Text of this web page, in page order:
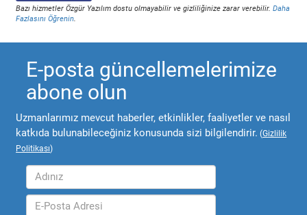
Bazı hizmetler Özgür Yazılım dostu olmayabilir ve gizliliğinize zarar verebilir.Daha
Fazlasını Öğrenin.
E-posta güncellemelerimize
abone olun
Uzmanlarımız mevcut haberler, etkinlikler, faaliyetler ve nasıl
katkıda bulunabileceğiniz konusunda sizi bilgilendirir. (Gizlilik
Politikası)